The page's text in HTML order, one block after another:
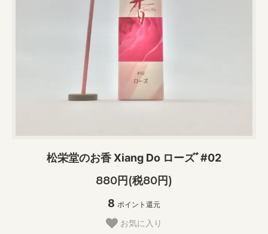
松栄堂のお香 Xiang Do ローズﾞ#02
880円(税80円)
8 ポイント還元
お気に入り